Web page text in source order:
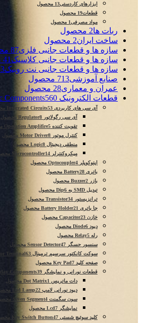
ابزارهای کاردستی13 محصول
قطعات19 محصول
مواد مصرفی1 محصول
ربات ها2 محصول
ساخت ایران2 محصول
سازه ها و قطعات جانبی فلزی87 محصول
سازه ها و قطعات جانبی کلاسیک 41 محصول
سازه ها و قطعات جانبی نت روبیک3 محصول
صنایع آموزشی713 محصول
عمران و معماری28 محصول
قطعات الکترونیک Electronic Components 560 محصول
آی سی های کاربردی Integrated Circuits 53 محصول
آی سی رگولاتور Regulator 8 محصول
تقویت کننده Operation Amplifire 5 محصول
کنترل موتور Motor Driver 8 محصول
منطقی دیجیتال Logic 8 محصول
میکروکنترلر Microcontroller 14 محصول
اپتوکوپلر Optocoupler 4 محصول
باتری Battery 28 محصول
بازر Buzzer 2 محصول
تبدیل SMD به Dip
6 محصول
ترانزیستور Transistor 34 محصول
جا باتری Battery Holder 21 محصول
خازن Capacitor 23 محصول
دیود Diode 6 محصول
رله Relay 5 محصول
سنسور حسگر Sensor Detector 47 محصول
سوکت کانکتور سرسیم ترمینال Sucket Connector Terminal 63 محصول
صفحه کلید Key Pad 7 محصول
قطعات نورانی و نمایشگر Light & Display Components 39 محصول
دات ماتریس Dot Matrix 1 محصول
دیود نورانی لامپ Led Lamp 22 محصول
سون سگمنت Seven Segment 4 محصول
نمایشگر Lcd 7 محصول
کلید سوئیچ شستی Key Switch Button 47 محصول